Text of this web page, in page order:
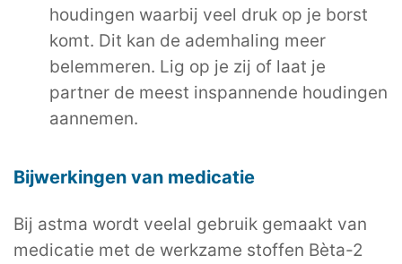
houdingen waarbij veel druk op je borst
komt. Dit kan de ademhaling meer
belemmeren. Lig op je zij of laat je
partner de meest inspannende houdingen
aannemen.
Bijwerkingen van medicatie
Bij astma wordt veelal gebruik gemaakt van
medicatie met de werkzame stoffen Bèta-2